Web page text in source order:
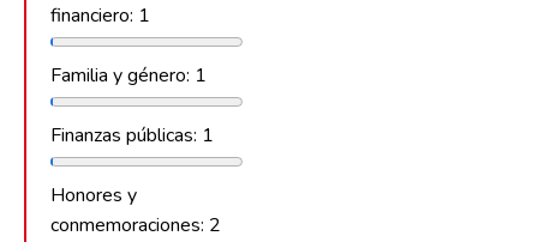
financiero: 1
Familia y género: 1
Finanzas públicas: 1
Honores y
conmemoraciones: 2